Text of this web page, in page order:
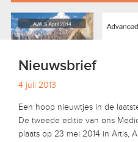
Nieuwsbrief
4 juli 2013
Een hoop nieuwtjes in de
De tweede editie van ons
plaats op 23 mei 2014 in Artis,